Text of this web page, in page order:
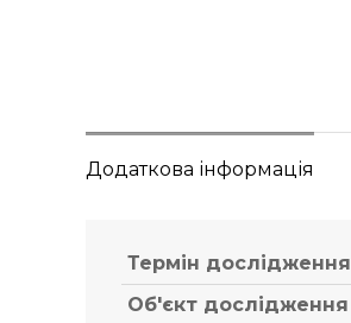
Додаткова інформація
Термін дослідження
Об'єкт дослідження